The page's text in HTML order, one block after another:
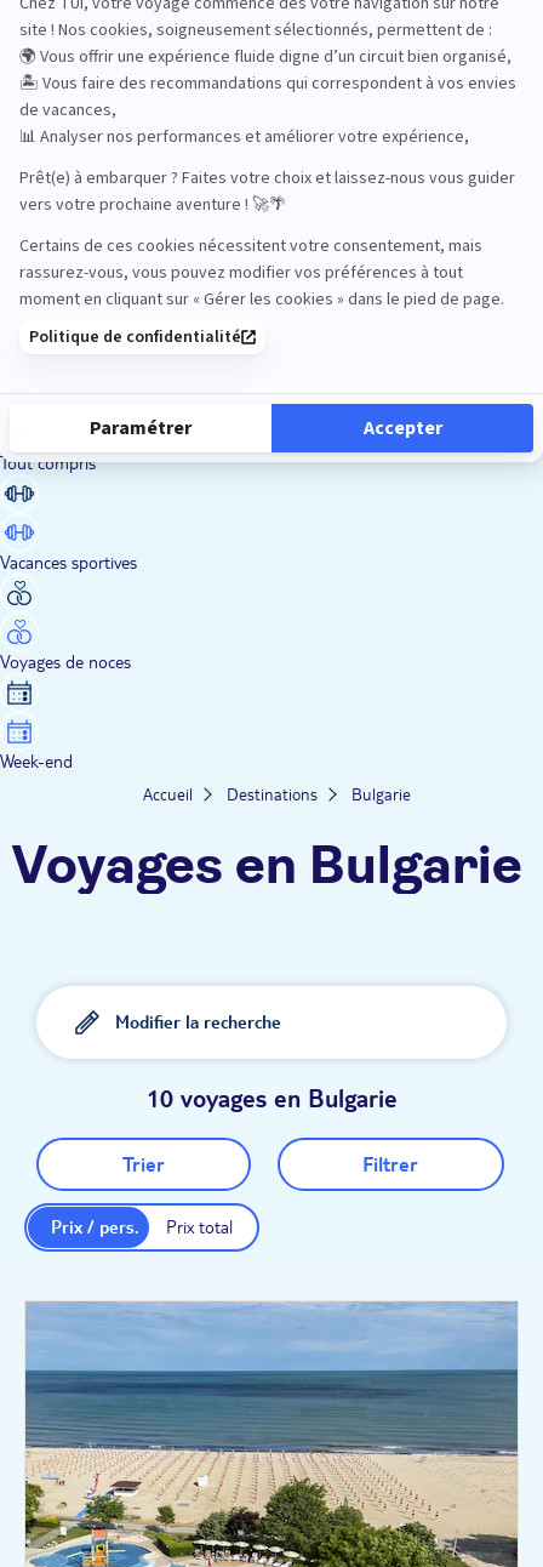
Road Trips
Sénior
Tout compris
Vacances sportives
Voyages de noces
Week-end
Accueil Destinations Bulgarie
Voyages en Bulgarie
Modifier la recherche
10 voyages en Bulgarie
Trier Filtrer
Prix total
Prix / pers.